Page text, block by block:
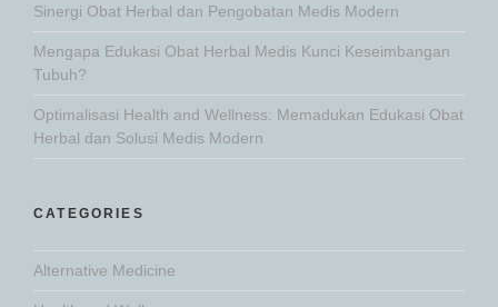
Sinergi Obat Herbal dan Pengobatan Medis Modern
Mengapa Edukasi Obat Herbal Medis Kunci Keseimbangan
Tubuh?
Optimalisasi Health and Wellness: Memadukan Edukasi Obat
Herbal dan Solusi Medis Modern
CATEGORIES
Alternative Medicine